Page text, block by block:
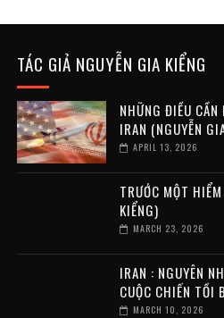
TÁC GIẢ NGUYỄN GIA KIỂNG
NHỮNG ĐIỀU CẦN
IRAN (NGUYỄN
APRIL 13, 2026
TRƯỚC MỘT
KIỂNG)
MARCH 23, 2026
IRAN : NGUYÊN
CUỘC CHIẾN TỒI
MARCH 10, 2026